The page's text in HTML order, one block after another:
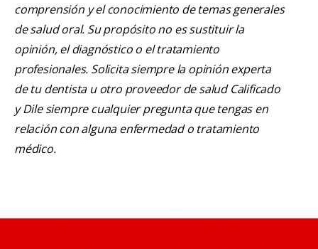
comprensión y el conocimiento de temas generales
de salud oral. Su propósito no es sustituir la
opinión, el diagnóstico o el tratamiento
profesionales. Solicita siempre la opinión experta
de tu dentista u otro proveedor de salud Calificado
y Dile siempre cualquier pregunta que tengas en
relación con alguna enfermedad o tratamiento
médico.